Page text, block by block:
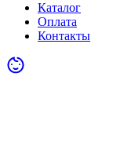
Каталог
Оплата
Контакты